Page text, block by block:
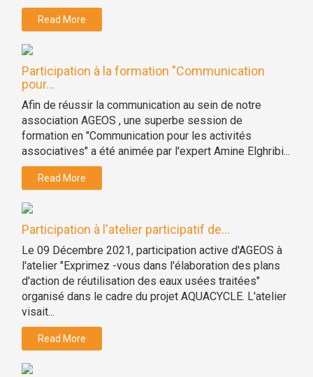
Read More
Participation à la formation "Communication
pour...
Afin de réussir la communication au sein de notre
association AGEOS , une superbe session de
formation en "Communication pour les activités
associatives" a été animée par l'expert Amine Elghribi...
Read More
Participation à l'atelier participatif de...
Le 09 Décembre 2021, participation active d'AGEOS à
l'atelier "Exprimez -vous dans l'élaboration des plans
d'action de réutilisation des eaux usées traitées"
organisé dans le cadre du projet AQUACYCLE. L'atelier
visait...
Read More